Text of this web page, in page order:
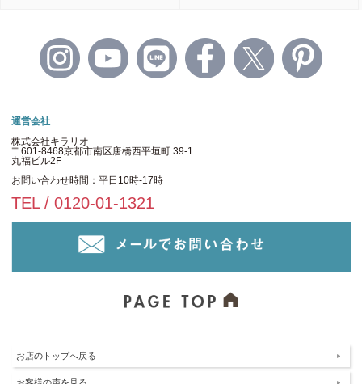
運営会社
株式会社キラリオ
〒601-8468京都市南区唐橋西平垣町 39-1
丸福ビル2F
お問い合わせ時間：平日10時-17時
TEL / 0120-01-1321
お店のトップへ戻る